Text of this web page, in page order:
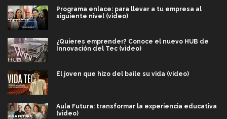
Programa enlace: para llevar a tu empresa al
siguiente nivel (video)
¿Quieres emprender? Conoce el nuevo HUB de
Innovación del Tec (video)
El joven que hizo del baile su vida (video)
Aula Futura: transformar la experiencia educativa
(video)